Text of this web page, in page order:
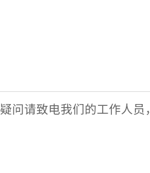
问请致电我们的工作人员